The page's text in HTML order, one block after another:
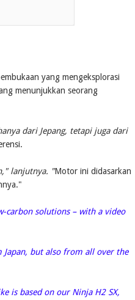
yang mengeksplorasi
menunjukkan seorang
dari Jepang, tetapi juga dari
lanjutnya. "Motor ini didasarkan
carbon solutions – with a video
but also from all over the
is based on our Ninja H2 SX,